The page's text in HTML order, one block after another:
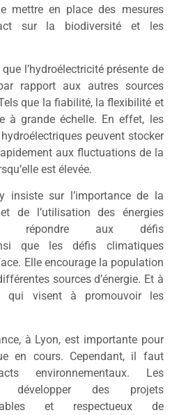
mettre en place des mesures
sur la biodiversité et les
l’hydroélectricité présente de
rapport aux autres sources
que la fiabilité, la flexibilité et
à grande échelle. En effet, les
peuvent stocker
aux fluctuations de la
est élevée.
insiste sur l’importance de la
de l’utilisation des énergies
répondre aux défis
que les défis climatiques
Elle encourage la population
sources d’énergie. Et à
qui visent à promouvoir les
à Lyon, est importante pour
en cours. Cependant, il faut
environnementaux. Les
développer des projets
et respectueux de